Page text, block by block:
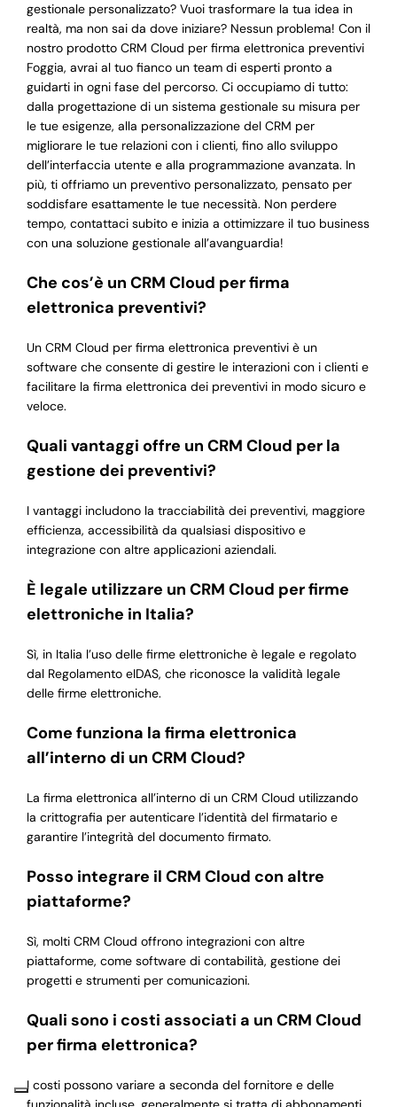
gestionale personalizzato? Vuoi trasformare la tua idea in
realtà, ma non sai da dove iniziare? Nessun problema! Con il
nostro prodotto CRM Cloud per firma elettronica preventivi
Foggia, avrai al tuo fianco un team di esperti pronto a
guidarti in ogni fase del percorso. Ci occupiamo di tutto:
dalla progettazione di un sistema gestionale su misura per
le tue esigenze, alla personalizzazione del CRM per
migliorare le tue relazioni con i clienti, fino allo sviluppo
dell’interfaccia utente e alla programmazione avanzata. In
più, ti offriamo un preventivo personalizzato, pensato per
soddisfare esattamente le tue necessità. Non perdere
tempo, contattaci subito e inizia a ottimizzare il tuo business
con una soluzione gestionale all’avanguardia!
Che cos’è un CRM Cloud per firma
elettronica preventivi?
Un CRM Cloud per firma elettronica preventivi è un
software che consente di gestire le interazioni con i clienti e
facilitare la firma elettronica dei preventivi in modo sicuro e
veloce.
Quali vantaggi offre un CRM Cloud per la
gestione dei preventivi?
I vantaggi includono la tracciabilità dei preventivi, maggiore
efficienza, accessibilità da qualsiasi dispositivo e
integrazione con altre applicazioni aziendali.
È legale utilizzare un CRM Cloud per firme
elettroniche in Italia?
Sì, in Italia l’uso delle firme elettroniche è legale e regolato
dal Regolamento eIDAS, che riconosce la validità legale
delle firme elettroniche.
Come funziona la firma elettronica
all’interno di un CRM Cloud?
La firma elettronica all’interno di un CRM Cloud utilizzando
la crittografia per autenticare l’identità del firmatario e
garantire l’integrità del documento firmato.
Posso integrare il CRM Cloud con altre
piattaforme?
Sì, molti CRM Cloud offrono integrazioni con altre
piattaforme, come software di contabilità, gestione dei
progetti e strumenti per comunicazioni.
Quali sono i costi associati a un CRM Cloud
per firma elettronica?
I costi possono variare a seconda del fornitore e delle